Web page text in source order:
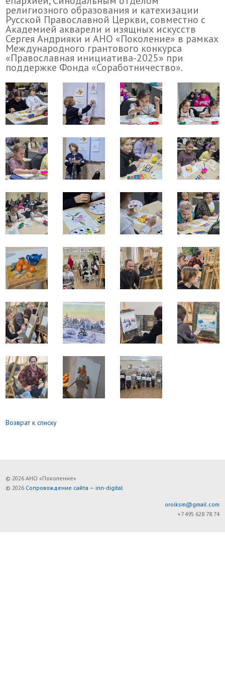
религиозного образования и катехизации
Русской Православной Церкви, совместно с
Академией акварели и изящных искусств
Сергея Андрияки и АНО «Поколение» в рамках
Международного грантового конкурса
«Православная инициатива-2025» при
поддержке Фонда «Соработничество».
Возврат к списку
© 2026 АНО «Поколение»
© 2026 Сопровождение сайта — inn-digital
oroiksm@gmail.com
+7 495 628 78 74